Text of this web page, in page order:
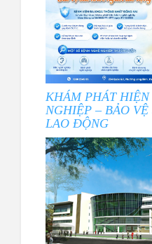
KHÁM PHÁT
NGHIỆP – BẢO
LAO ĐỘNG